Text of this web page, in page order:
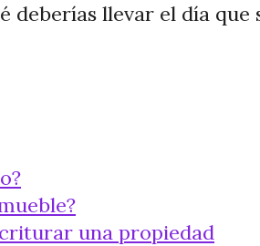
llevar el día
una propiedad